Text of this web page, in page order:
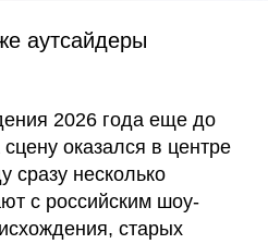
аутсайдеры
2026 года еще до
оказался в центре
сразу несколько
с российским шоу-
старых